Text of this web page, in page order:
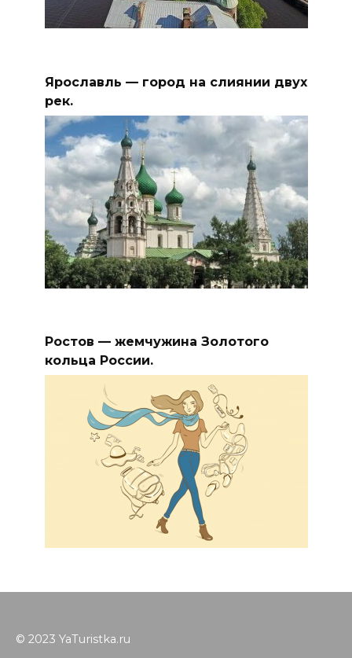
Ярославль — город на слиянии двух
рек.
Ростов — жемчужина Золотого
кольца России.
© 2023 YaTuristka.ru